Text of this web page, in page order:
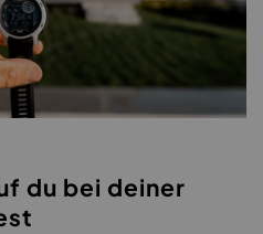
du bei deiner